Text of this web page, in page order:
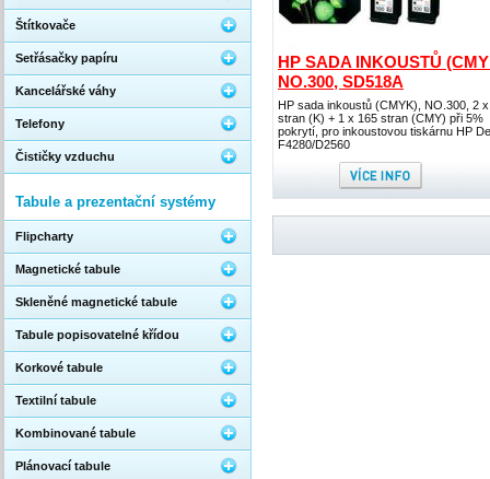
HP SADA INKOUSTŮ
NO.300, SD518A
HP sada inkoustů (CMYK), NO.300, 2
stran (K) + 1 x 165 stran (CMY) při 5%
pokrytí, pro inkoustovou tiskárnu HP
F4280/D2560
Štítkovače
Setřásačky papíru
Kancelářské váhy
Telefony
Čističky vzduchu
Tabule a prezentační systémy
Flipcharty
Magnetické tabule
Skleněné magnetické tabule
Tabule popisovatelné křídou
Korkové tabule
Textilní tabule
Kombinované tabule
Plánovací tabule